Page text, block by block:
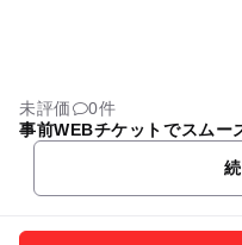
未評価
0件
事前WEBチケットでスムー